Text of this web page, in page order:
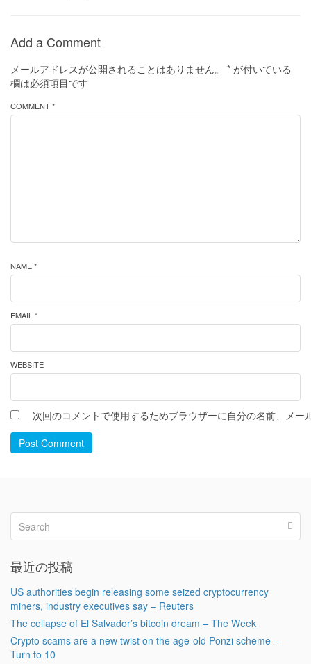
Add a Comment
メールアドレスが公開されることはありません。 * が付いている
欄は必須項目です
COMMENT *
NAME *
EMAIL *
WEBSITE
次回のコメントで使用するためブラウザーに自分の名前、メー
Post Comment
最近の投稿
US authorities begin releasing some seized cryptocurrency
miners, industry executives say – Reuters
The collapse of El Salvador’s bitcoin dream – The Week
Crypto scams are a new twist on the age-old Ponzi scheme –
Turn to 10